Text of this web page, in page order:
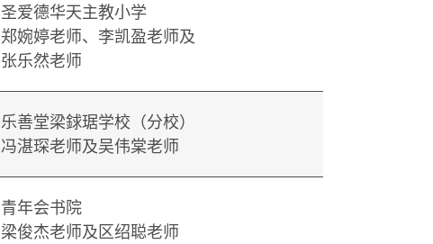
圣爱德华天主教小学
郑婉婷老师、李凯盈老师及
张乐然老师
乐善堂梁銶琚学校（分校）
冯湛琛老师及吴伟棠老师
青年会书院
梁俊杰老师及区绍聪老师